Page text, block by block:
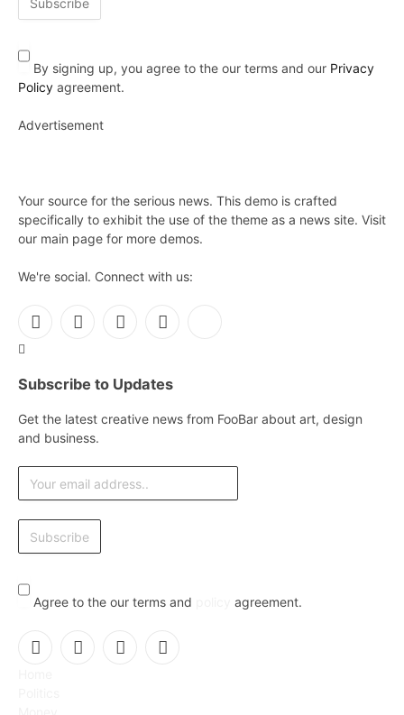
By signing up, you agree to the our terms and our Privacy
Policy agreement.
Advertisement
Your source for the serious news. This demo is crafted
specifically to exhibit the use of the theme as a news site. Visit
our main page for more demos.
We're social. Connect with us:
Facebook
X
InstagramPinterest
Subscribe to Updates
Get the latest creative news from FooBar about art, design
and business.
Agree to the our terms and agreement.
Facebook
X
InstagramPinterest